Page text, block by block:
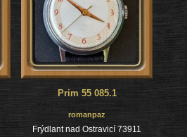
Prim 55 085.1
romanpaz
Frýdlant nad Ostravicí 73911